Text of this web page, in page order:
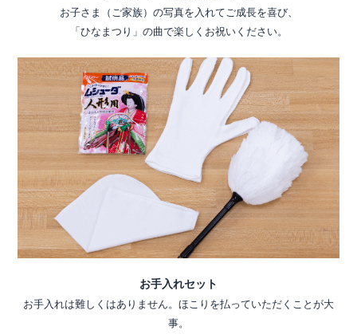
お子さま（ご家族）の写真を入れてご成長を喜び、
「ひなまつり」の曲で楽しくお祝いください。
お手入れセット
お手入れは難しくはありません。ほこりを払っていただくことが大
事。